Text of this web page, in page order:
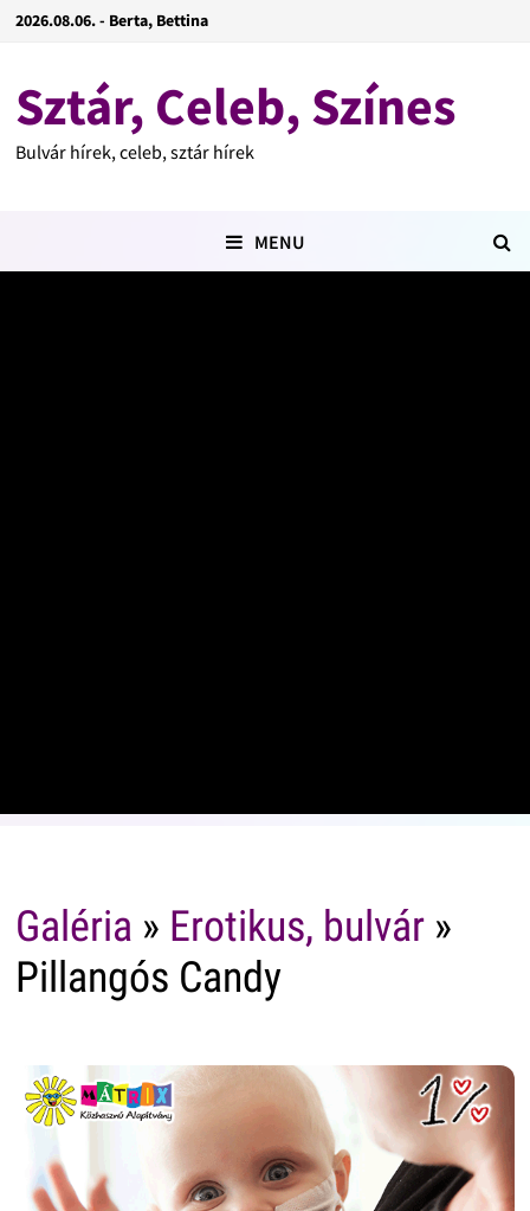
2026.08.06. - Berta, Bettina
Sztár, Celeb, Színes
Bulvár hírek, celeb, sztár hírek
MENU
Galéria » Erotikus, bulvár»
Pillangós Candy